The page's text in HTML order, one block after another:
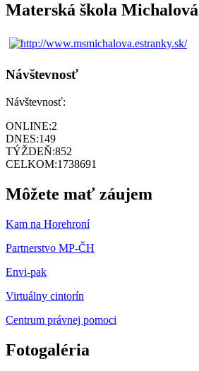
Materská škola Michalová
Návštevnosť
Návštevnosť:
ONLINE:2
DNES:149
TÝŽDEŇ:852
CELKOM:1738691
Môžete mať záujem
Kam na Horehroní
Partnerstvo MP-ČH
Envi-pak
Virtuálny cintorín
Centrum právnej pomoci
Fotogaléria